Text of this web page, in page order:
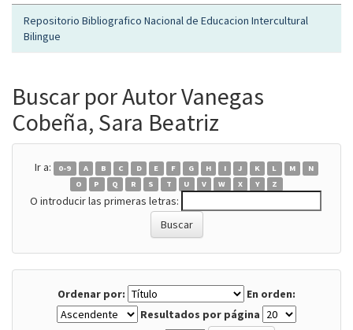
Repositorio Bibliografico Nacional de Educacion Intercultural
Bilingue
Buscar por Autor Vanegas
Cobeña, Sara Beatriz
Ir a: 0-9 A B C D E F G H I J K L M
N
O
P Q R S T U V W X Y Z
O introducir las primeras letras:
Ordenar por:
En orden:
Resultados por página